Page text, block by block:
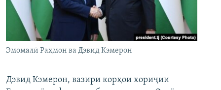
ГУЗОРИШҲОИ РАДИОӢ
Русский
Эмомалӣ Раҳмон ва Дэвид Кэмерон
Дэвид Кэмерон, вазири корҳои хориҷии